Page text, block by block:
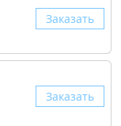
Заказать
Заказать